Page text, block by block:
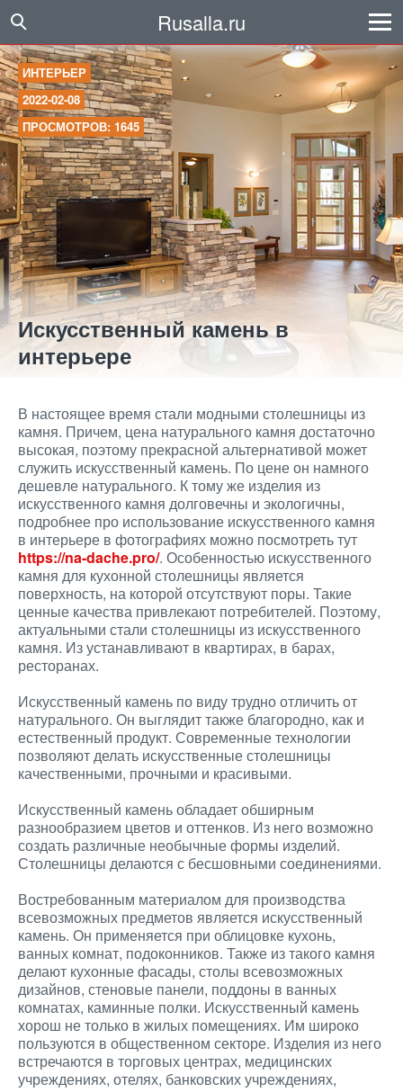
Rusalla.ru
ИНТЕРЬЕР
2022-02-08
ПРОСМОТРОВ: 1645
Искусственный камень в
интерьере
В настоящее время стали модными столешницы из
камня. Причем, цена натурального камня достаточно
высокая, поэтому прекрасной альтернативой может
служить искусственный камень. По цене он намного
дешевле натурального. К тому же изделия из
искусственного камня долговечны и экологичны,
подробнее про использование искусственного камня
в интерьере в фотографиях можно посмотреть тут
https://na-dache.pro/. Особенностью искусственного
камня для кухонной столешницы является
поверхность, на которой отсутствуют поры. Такие
ценные качества привлекают потребителей. Поэтому,
актуальными стали столешницы из искусственного
камня. Из устанавливают в квартирах, в барах,
ресторанах.
Искусственный камень по виду трудно отличить от
натурального. Он выглядит также благородно, как и
естественный продукт. Современные технологии
позволяют делать искусственные столешницы
качественными, прочными и красивыми.
Искусственный камень обладает обширным
разнообразием цветов и оттенков. Из него возможно
создать различные необычные формы изделий.
Столешницы делаются с бесшовными соединениями.
Востребованным материалом для производства
всевозможных предметов является искусственный
камень. Он применяется при облицовке кухонь,
ванных комнат, подоконников. Также из такого камня
делают кухонные фасады, столы всевозможных
дизайнов, стеновые панели, поддоны в ванных
комнатах, каминные полки. Искусственный камень
хорош не только в жилых помещениях. Им широко
пользуются в общественном секторе. Изделия из него
встречаются в торговых центрах, медицинских
учреждениях, отелях, банковских учреждениях,